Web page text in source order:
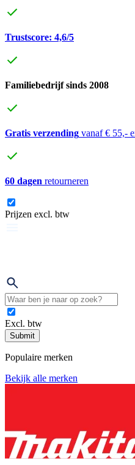
Trustscore: 4,6/5
Familiebedrijf sinds 2008
Gratis verzending vanaf € 55,-
60 dagen retourneren
Prijzen excl. btw
Excl. btw
Submit
Populaire merken
Bekijk alle merken